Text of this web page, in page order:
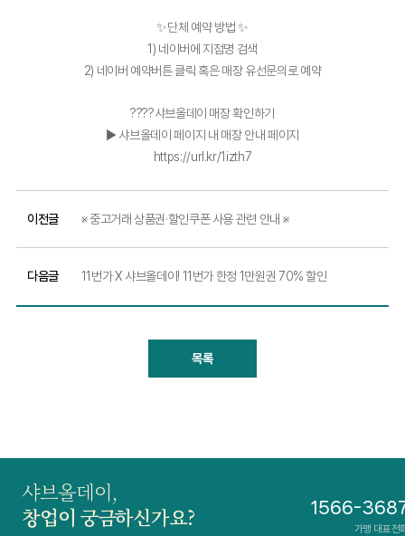
✨단체 예약 방법 ✨
1) 네이버에 지점명 검색
2) 네이버 예약버튼 클릭 혹은 매장 유선문의로 예약
????샤브올데이 매장 확인하기
▶ 샤브올데이 페이지 내 매장 안내 페이지
https://url.kr/1izth7
이전글 ※ 중고거래 상품권·할인쿠폰 사용 관련 안내 ※
다음글 11번가 X 샤브올데이! 11번가 한정 1만원권 70% 할인
목록
샤브올데이,
창업이 궁금하신가요?
1566-
가맹 대표전